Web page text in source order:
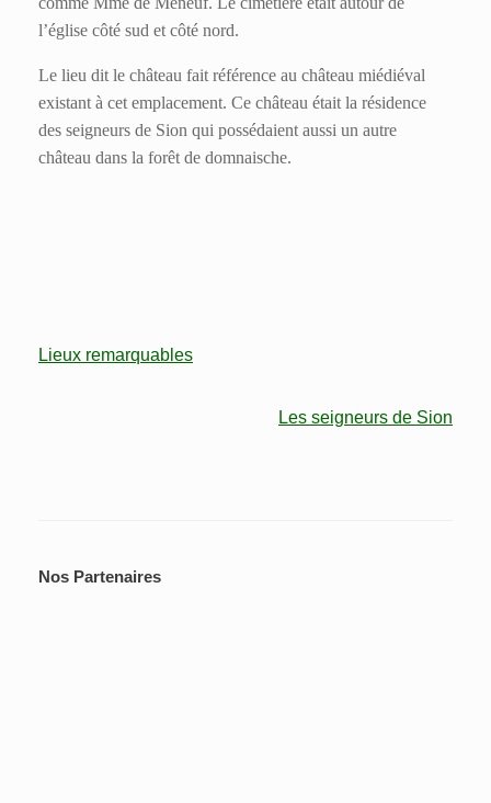
l’église côté sud et côté nord.
Le lieu dit le château fait référence au château miédiéval
existant à cet emplacement. Ce château était la résidence
des seigneurs de Sion qui possédaient aussi un autre
château dans la forêt de domnaische.
Lieux remarquables
Les seigneurs de Sion
Nos Partenaires